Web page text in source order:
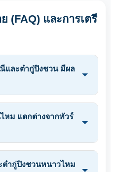
(FAQ) และการเตรี
และต๋ากู่ปิงชวน มีผล
หม แตกต่างจากทัวร์
ต๋ากู่ปิงชวนหนาวไหม